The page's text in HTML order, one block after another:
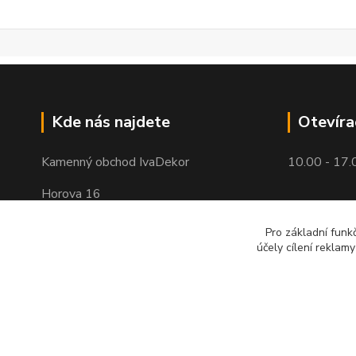
Kde nás najdete
Kamenný obchod IvaDekor
Horova 16
10.00 -
Pro základní
účely cílení